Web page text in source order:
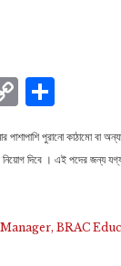
Copy
পুরানো কাঠামো বা
নিয়োগ দিবে । এই পদের জন্য
Manager, BRAC